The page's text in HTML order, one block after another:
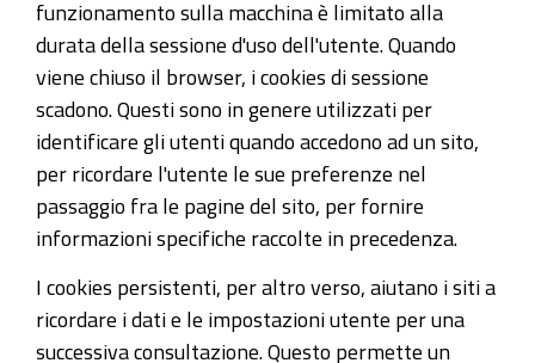
funzionamento sulla macchina è limitato alla
durata della sessione d'uso dell'utente. Quando
viene chiuso il browser, i cookies di sessione
scadono. Questi sono in genere utilizzati per
identificare gli utenti quando accedono ad un sito,
per ricordare l'utente le sue preferenze nel
passaggio fra le pagine del sito, per fornire
informazioni specifiche raccolte in precedenza.
I cookies persistenti, per altro verso, aiutano i siti a
ricordare i dati e le impostazioni utente per una
successiva consultazione. Questo permette un